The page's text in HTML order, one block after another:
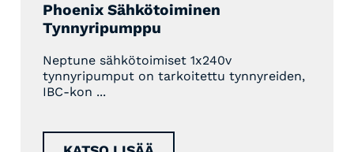
Phoenix Sähkötoiminen
Tynnyripumppu
Neptune sähkötoimiset 1x240v
tynnyripumput on tarkoitettu tynnyreiden,
IBC-kon ...